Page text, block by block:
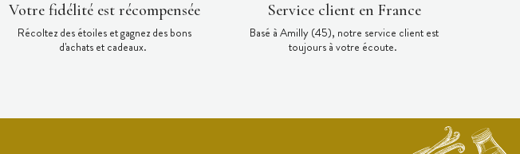
Votre fidélité est récompensée
Récoltez des étoiles et gagnez des bons
d'achats et cadeaux.
Service client en France
Basé à Amilly (45), notre service client est
toujours à votre écoute.